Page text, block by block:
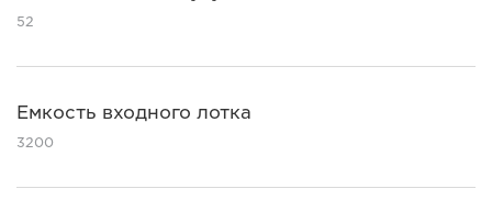
52
Емкость входного лотка
3200